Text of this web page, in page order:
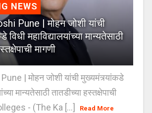
NEWS
Pune | मोहन जोशी यांची
विधी महाविद्यालयांच्या मान्यतेसाठी
मागणी
| मोहन जोशी यांची मुख्यमंत्र्यांकडे
मान्यतेसाठी तातडीच्या हस्तक्षेपाची
- (The Ka [...]
Read More